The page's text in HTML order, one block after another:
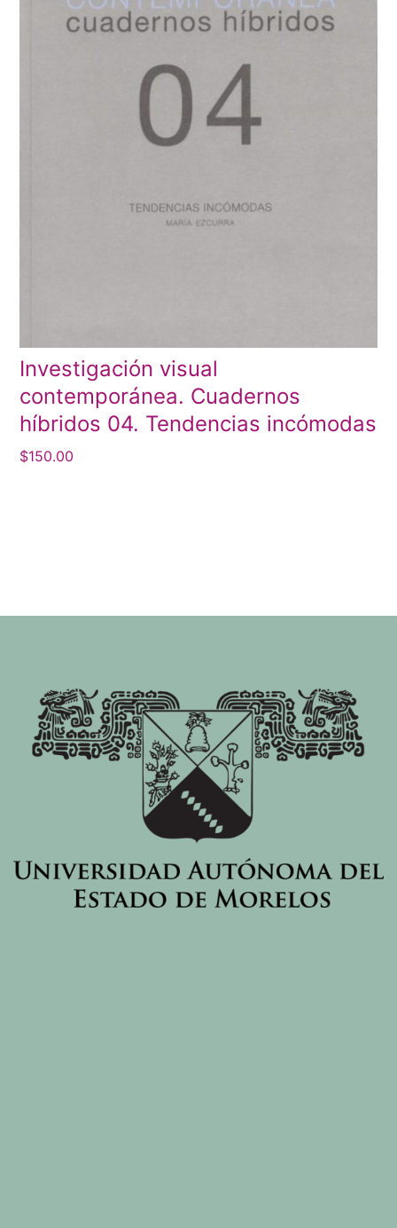
Investigación visual
contemporánea. Cuadernos
híbridos 04. Tendencias incómodas
$150.00